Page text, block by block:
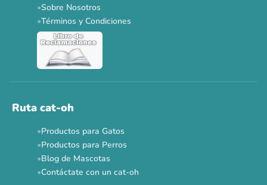
Ver todas las promos 🐾
Sobre Nosotros
Términos y Condiciones
Ruta cat-oh
Productos para Gatos
Productos para Perros
Blog de Mascotas
Contáctate con un cat-oh